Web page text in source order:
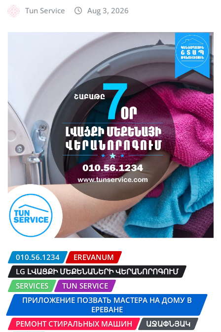
Tun Service Aug 3, 2026
010.56.1234
EREVANUM
LG ԼՎԱՑՔԻ ՄԵՔԵՆԱՆԵՐԻ ՎԵՐԱՆՈՐՈԳՈՒՄ
SERVICES
TUN SERVICE
ПРИЛОЖЕНИЕ ПОЗВАТЬ МАСТЕРА НА ДОМУ В
ЕРЕВАНЕ
РЕМОНТ СТИРАЛЬНЫХ МАШИН
ԱՋԱՓՆՅԱԿ